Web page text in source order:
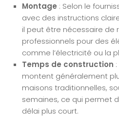
Montage : Selon le
avec des instructions
il peut être nécessaire de
professionnels pour des
comme l’électricité ou la
Temps de construction
montent généralement
maisons traditionnelles,
semaines, ce qui permet
délai plus court.